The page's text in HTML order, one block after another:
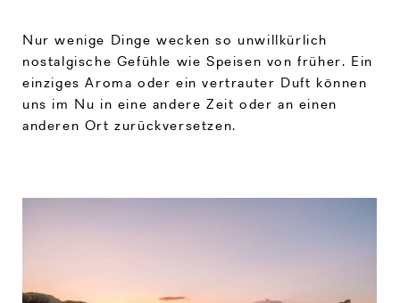
Nur wenige Dinge wecken so unwillkürlich
nostalgische Gefühle wie Speisen von früher. Ein
einziges Aroma oder ein vertrauter Duft können
uns im Nu in eine andere Zeit oder an einen
anderen Ort zurückversetzen.